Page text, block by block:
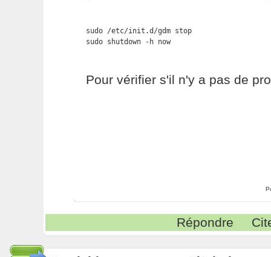
sudo /etc/init.d/gdm stop
sudo shutdown -h now
Pour vérifier s'il n'y a pas de
Répondre